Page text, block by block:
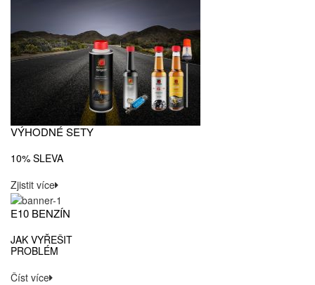
VÝHODNÉ SETY
10% SLEVA
Zjistit více
E10 BENZÍN
JAK VYŘEŠIT
PROBLÉM
Číst více